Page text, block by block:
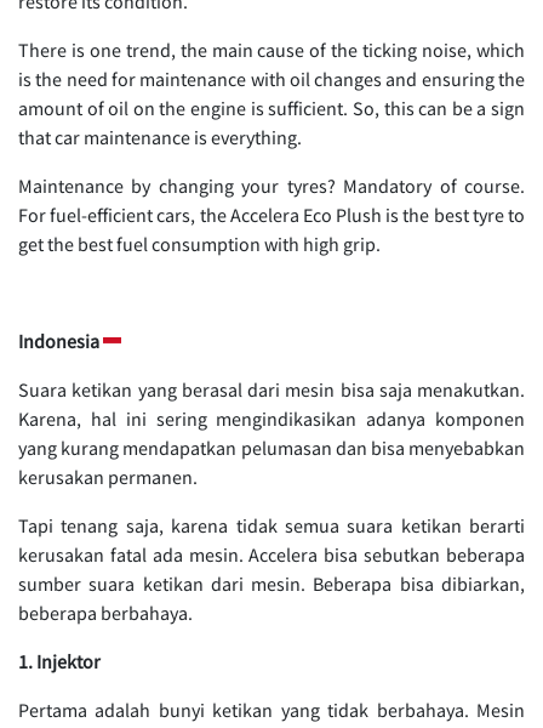
There is one trend, the main cause of the ticking noise, which
is the need for maintenance with oil changes and ensuring the
amount of oil on the engine is sufficient. So, this can be a sign
that car maintenance is everything.
Maintenance by changing your tyres? Mandatory of course.
For fuel-efficient cars, the Accelera Eco Plush is the best tyre to
get the best fuel consumption with high grip.
Indonesia
Suara ketikan yang berasal dari mesin bisa saja menakutkan.
Karena, hal ini sering mengindikasikan adanya komponen
yang kurang mendapatkan pelumasan dan bisa menyebabkan
kerusakan permanen.
Tapi tenang saja, karena tidak semua suara ketikan berarti
kerusakan fatal ada mesin. Accelera bisa sebutkan beberapa
sumber suara ketikan dari mesin. Beberapa bisa dibiarkan,
beberapa berbahaya.
1. Injektor
Pertama adalah bunyi ketikan yang tidak berbahaya. Mesin